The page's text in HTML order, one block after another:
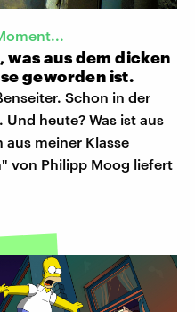
aus dem dicken
geworden ist.
Schon in der
heute? Was ist aus
meiner Klasse
von Philipp Moog liefert